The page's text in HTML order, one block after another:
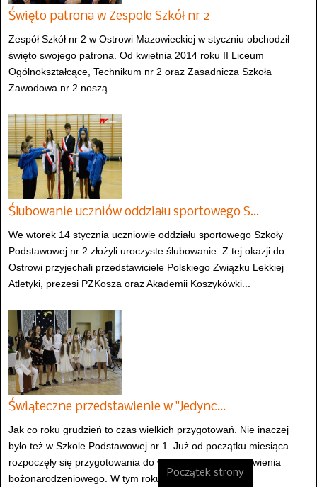
Święto patrona w Zespole Szkół nr 2
Zespół Szkół nr 2 w Ostrowi Mazowieckiej w styczniu obchodził
święto swojego patrona. Od kwietnia 2014 roku II Liceum
Ogólnokształcące, Technikum nr 2 oraz Zasadnicza Szkoła
Zawodowa nr 2 noszą...
Ślubowanie uczniów oddziału sportowego S…
We wtorek 14 stycznia uczniowie oddziału sportowego Szkoły
Podstawowej nr 2 złożyli uroczyste ślubowanie. Z tej okazji do
Ostrowi przyjechali przedstawiciele Polskiego Związku Lekkiej
Atletyki, prezesi PZKosza oraz Akademii Koszykówki...
Świąteczne przedstawienie w "Jedync…
Jak co roku grudzień to czas wielkich przygotowań. Nie inaczej
było też w Szkole Podstawowej nr 1. Już od początku miesiąca
rozpoczęły się przygotowania do wystawienia przedstawienia
bożonarodzeniowego. W tym roku...
Początek strony